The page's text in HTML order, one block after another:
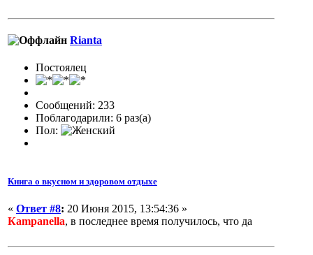
Rianta
Постоялец
Сообщений: 233
Поблагодарили: 6 раз(а)
Пол:
Книга о вкусном и здоровом отдыхе
« Ответ #8: 20 Июня 2015, 13:54:36 »
Кampanella, в последнее время получилось, что да